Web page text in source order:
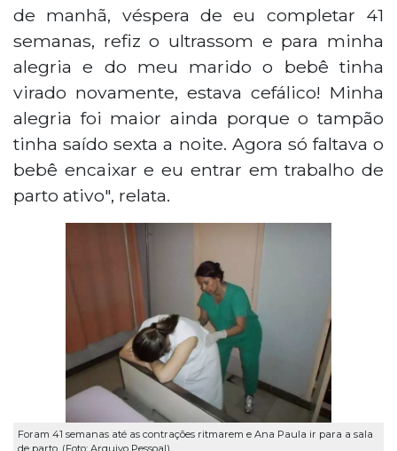
de manhã, véspera de eu completar 41
semanas, refiz o ultrassom e para minha
alegria e do meu marido o bebê tinha
virado novamente, estava cefálico! Minha
alegria foi maior ainda porque o tampão
tinha saído sexta a noite. Agora só faltava o
bebê encaixar e eu entrar em trabalho de
parto ativo", relata.
Foram 41 semanas até as contrações ritmarem e Ana Paula ir para a sala
de parto. (Foto: Arquivo Pessoal)